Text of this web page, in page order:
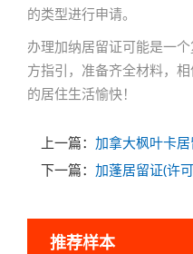
的类型进行申请。
办理加纳居留证可能是一
方指引，准备齐全材料，
的居住生活愉快！
上一篇： 加拿大枫叶卡
下一篇： 加蓬居留证(许
推荐样本